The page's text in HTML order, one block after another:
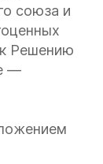
союза и
Решению
—